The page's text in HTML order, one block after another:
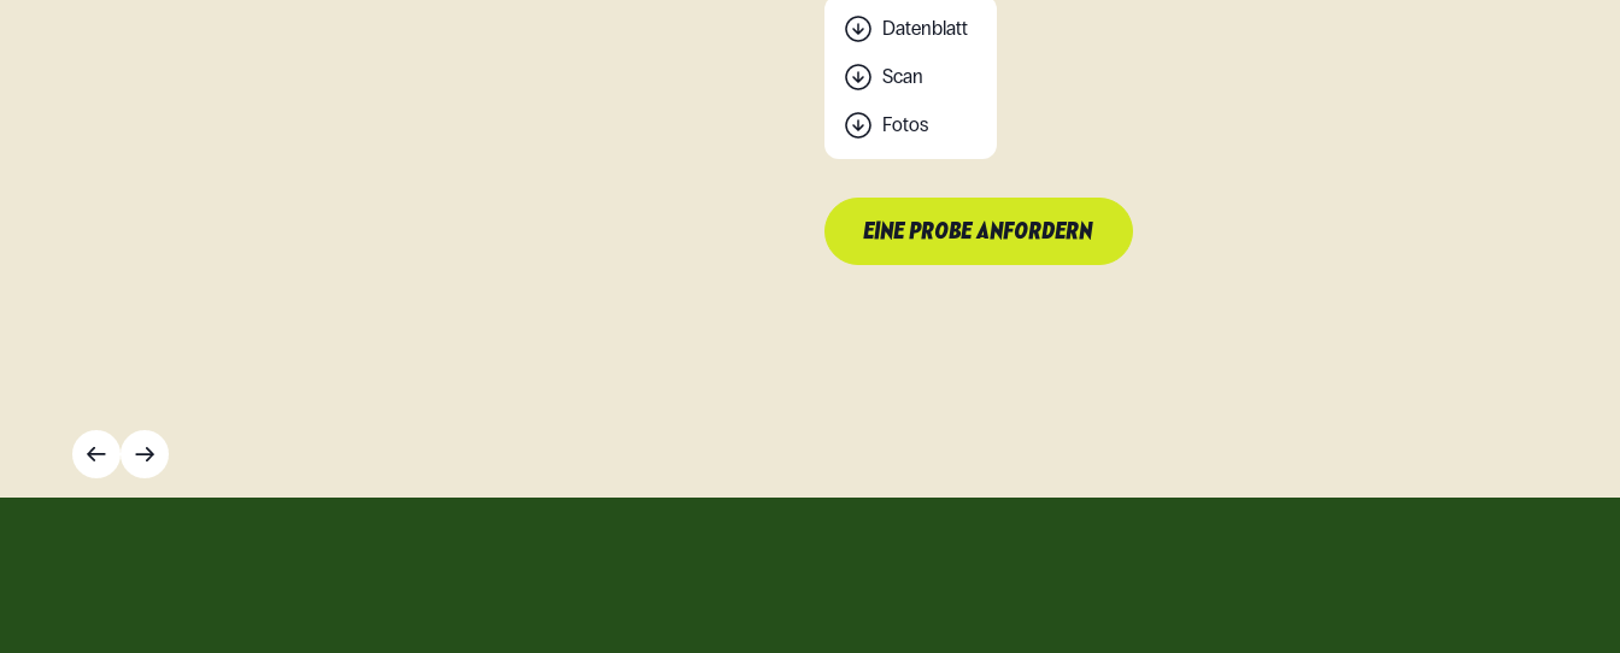
Datenblatt
Scan
Fotos
EINE PROBE ANFORDERN